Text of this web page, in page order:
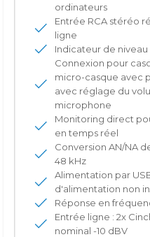
ordinateurs
Entrée RCA stéréo
ligne
Indicateur de niveau
Connexion pour
micro-casque avec
avec réglage du
microphone
Monitoring direct
en temps réel
Conversion AN/NA
48 kHz
Alimentation par
d'alimentation non
Réponse en
Entrée ligne : 2x
nominal -10 dBV